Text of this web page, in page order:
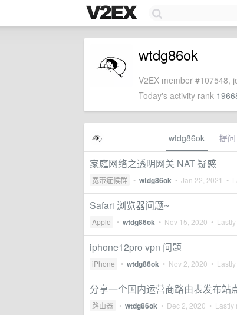
wtdg86ok
V2EX member #107548,
Today's activity rank
wtdg86ok 提问
家庭网络之透明网关 NAT 疑惑
宽带症候群 • wtdg86ok • Jan 22, 2021 •
Safari 浏览器问题~
Apple • wtdg86ok • Nov 15, 2020 •
iphone12pro vpn 问题
iPhone • wtdg86ok • Nov 2, 2020 •
分享一个国内运营商路由表发布站
路由器 • wtdg86ok • Dec 2, 2020 • Lastly